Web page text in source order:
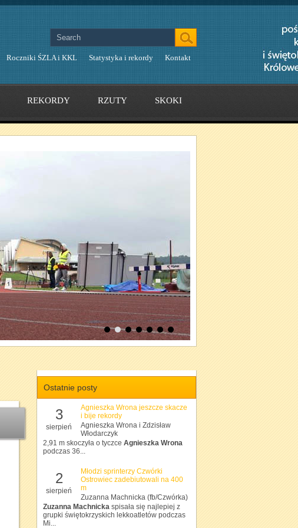
Roczniki ŚZLA i KKL Statystyka i rekordy Kontakt
REKORDY RZUTY SKOKI
Ostatnie posty
3
sierpień
Agnieszka Wrona jeszcze skacze
i bije rekordy
Agnieszka Wrona i Zdzisław
Włodarczyk
2,91 m skoczyła o tyczce Agnieszka Wrona
podczas 36...
2
sierpień
Młodzi sprinterzy Czwórki
Ostrowiec zadebiutowali na 400
m
Zuzanna Machnicka (fb/Czwórka)
Zuzanna Machnicka spisała się najlepiej z
grupki świętokrzyskich lekkoatletów podczas
Mi...